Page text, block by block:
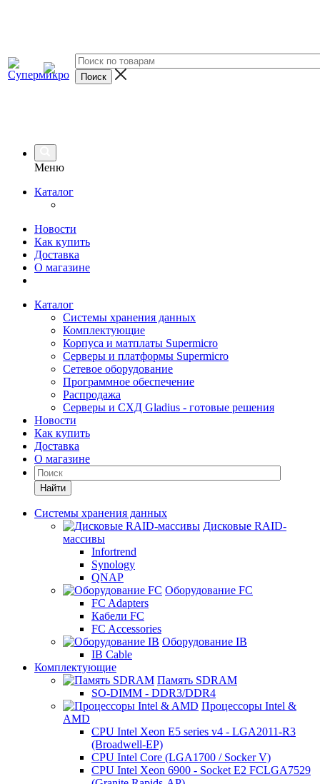
Меню
Каталог
Новости
Как купить
Доставка
О магазине
Каталог
Системы хранения данных
Комплектующие
Корпуса и матплаты Supermicro
Серверы и платформы Supermicro
Сетевое оборудование
Программное обеспечение
Распродажа
Серверы и СХД Gladius - готовые решения
Новости
Как купить
Доставка
О магазине
Найти
Системы хранения данных
Дисковые RAID-
массивы
Infortrend
Synology
QNAP
Оборудование FC
FC Adapters
Кабели FC
FC Accessories
Оборудование IB
IB Cable
Комплектующие
Память SDRAM
SO-DIMM - DDR3/DDR4
Процессоры Intel &
AMD
CPU Intel Xeon E5 series v4 - LGA2011-R3
(Broadwell-EP)
CPU Intel Core (LGA1700 / Socker V)
CPU Intel Xeon 6900 - Socket E2 FCLGA7529